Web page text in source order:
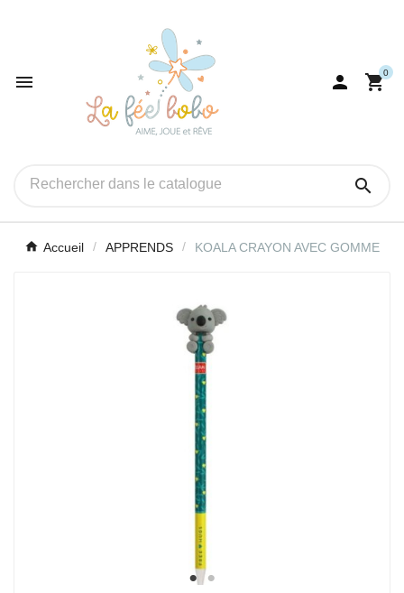
  0

Accueil APPRENDS KOALA CRAYON AVEC GOMME